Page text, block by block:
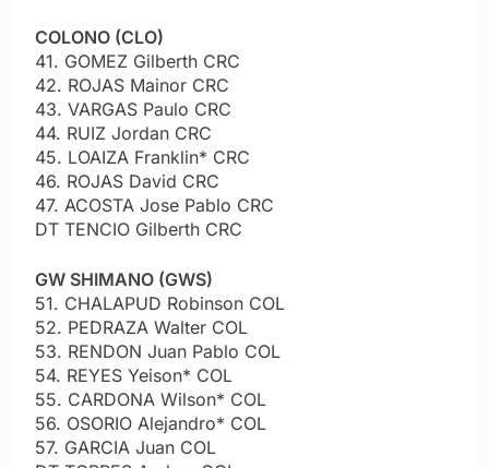
COLONO (CLO)
41. GOMEZ Gilberth CRC
42. ROJAS Mainor CRC
43. VARGAS Paulo CRC
44. RUIZ Jordan CRC
45. LOAIZA Franklin* CRC
46. ROJAS David CRC
47. ACOSTA Jose Pablo CRC
DT TENCIO Gilberth CRC
GW SHIMANO (GWS)
51. CHALAPUD Robinson COL
52. PEDRAZA Walter COL
53. RENDON Juan Pablo COL
54. REYES Yeison* COL
55. CARDONA Wilson* COL
56. OSORIO Alejandro* COL
57. GARCIA Juan COL